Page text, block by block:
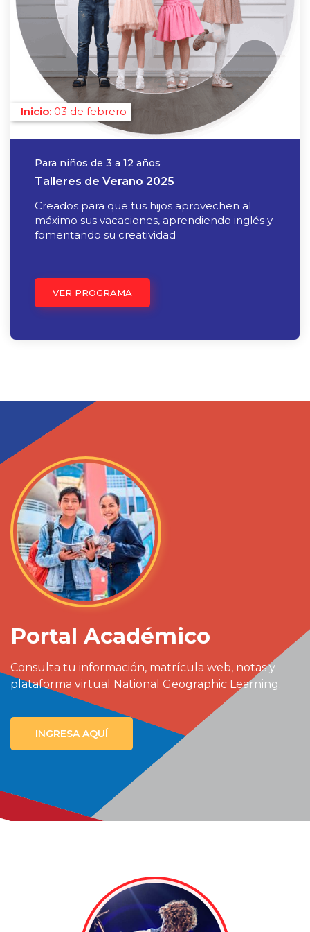
03 de febrero
Para niños de 3 a 12 años
Talleres de Verano 2025
Creados para que tus hijos aprovechen al
máximo sus vacaciones, aprendiendo inglés y
fomentando su creatividad
VER PROGRAMA
Portal Académico
Consulta tu información, matrícula web, notas y
plataforma virtual National Geographic Learning.
INGRESA AQUÍ